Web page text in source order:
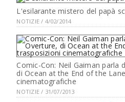
L'esilarante mistero del papà
NOTIZIE / 4/02/2014
Comic-Con: Neil Gaiman parla
di Ocean at the End of the
cinematografiche
NOTIZIE / 31/07/2013